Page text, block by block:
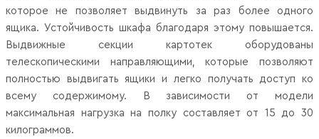
которое не позволяет выдвинуть за раз более одного
ящика. Устойчивость шкафа благодаря этому повышается.
Выдвижные секции картотек оборудованы
телескопическими направляющими, которые позволяют
полностью выдвигать ящики и легко получать доступ ко
всему содержимому. В зависимости от модели
максимальная нагрузка на полку составляет от 15 до 30
килограммов.